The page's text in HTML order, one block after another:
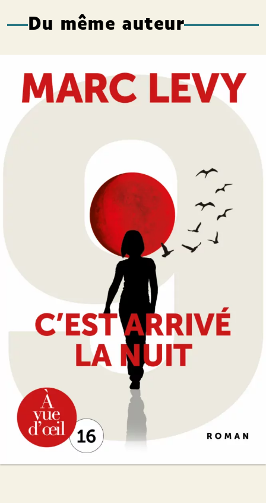
Du même auteur
C’est arrivé la nuit
Marc Levy
€